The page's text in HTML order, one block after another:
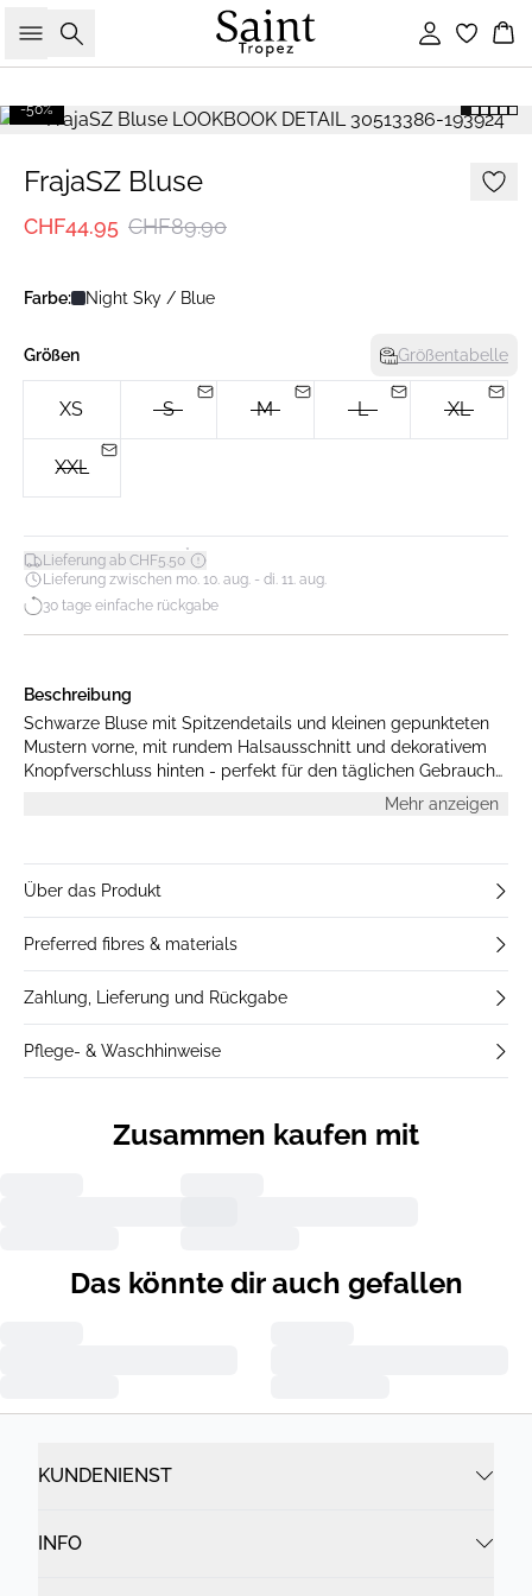
Suche Einloggen
-50%
FrajaSZ Bluse
CHF44.95 CHF89.90
Farbe: Night Sky / Blue
Größen Größentabelle
XS S M L XL
XXL
Lieferung ab CHF5.50*
Lieferung zwischen mo. 10. aug. - di. 11. aug.
30 tage einfache rückgabe
Beschreibung
Schwarze Bluse mit Spitzendetails und kleinen gepunkteten
Mustern vorne, mit rundem Halsausschnitt und dekorativem
Knopfverschluss hinten - perfekt für den täglichen Gebrauch
Mehr anzeigen
Über das Produkt
Preferred fibres & materials
Zahlung, Lieferung und Rückgabe
Pflege- & Waschhinweise
Zusammen kaufen mit
Das könnte dir auch gefallen
KUNDENIENST
INFO